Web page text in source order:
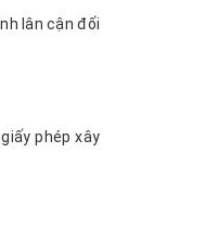
lân cận đối
phép xây